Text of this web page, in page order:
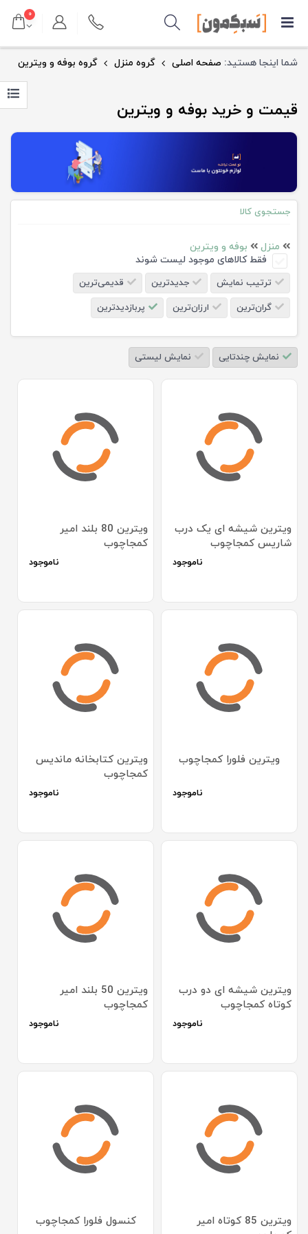
۰
شما اینجا هستید: صفحه اصلی گروه منزل گروه بوفه و ویترین
قیمت و خرید بوفه و ویترین
جستجوی کالا
منزل
بوفه و ویترین
فقط کالاهای موجود لیست شوند
ترتیب نمایش جدیدترین
قدیمی‌ترین
گران‌ترین
ارزان‌ترین پربازدیدترین
نمایش چندتایی نمایش لیستی
ویترین شیشه ای یک درب
شاریس کمجاچوب
ناموجود
ویترین 80 بلند امیر
کمجاچوب
ناموجود
ویترین فلورا کمجاچوب
ناموجود
ویترین کتابخانه ماندیس
کمجاچوب
ناموجود
ویترین شیشه ای دو درب
کوتاه کمجاچوب
ناموجود
ویترین 50 بلند امیر
کمجاچوب
ناموجود
ویترین 85 کوتاه امیر
کنسول فلورا کمجاچوب